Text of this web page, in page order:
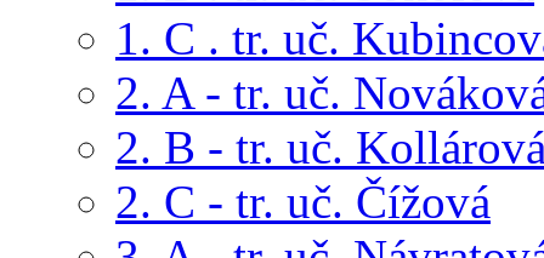
1. C . tr. uč.
2. A - tr. uč.
2. B - tr. uč.
2. C - tr. uč. Čížová